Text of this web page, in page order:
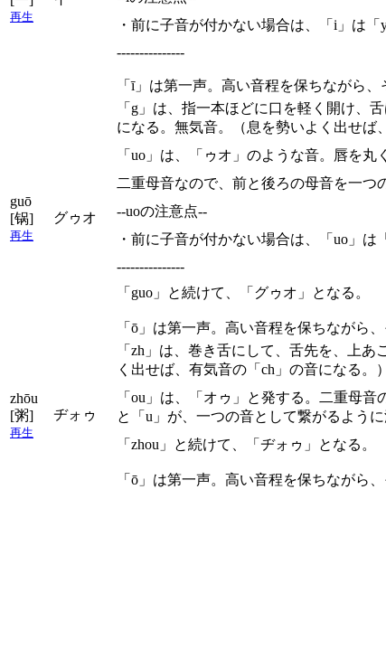
再生
・前に子音が付かない場合は、「i」は
---------------
「ī」は第一声。高い音程を保ちながら、
guō
[锅]
再生
グゥオ
「g」は、指一本ほどに口を軽く開け、
になる。無気音。（息を勢いよく出せば
「uo」は、「ゥオ」のような音。唇を
二重母音なので、前と後ろの母音を一つ
--uoの注意点--
・前に子音が付かない場合は、「uo」
---------------
「guo」と続けて、「グゥオ」となる。
「ō」は第一声。高い音程を保ちながら
zhōu
[粥]
再生
ヂォゥ
「zh」は、巻き舌にして、舌先を、上あ
く出せば、有気音の「ch」の音になる。）
「ou」は、「オゥ」と発する。二重母
と「u」が、一つの音として繋がるように
「zhou」と続けて、「ヂォゥ」となる。
「ō」は第一声。高い音程を保ちながら